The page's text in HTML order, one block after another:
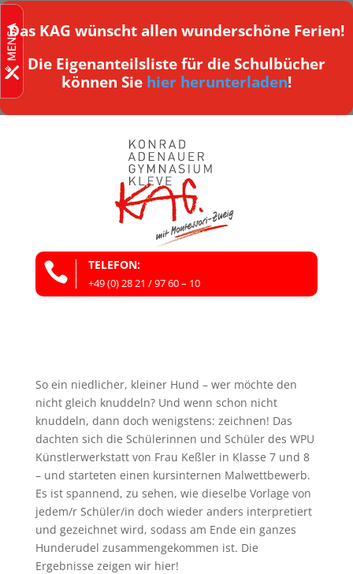
Das KAG wünscht allen wunderschöne Ferien!
Die Eigenanteilsliste für die Schulbücher
können Sie hier herunterladen!
 TELEFON:
+49 (0) 28 21 / 97 60 – 10
So ein niedlicher, kleiner Hund – wer möchte den
nicht gleich knuddeln? Und wenn schon nicht
knuddeln, dann doch wenigstens: zeichnen! Das
dachten sich die Schülerinnen und Schüler des WPU
Künstlerwerkstatt von Frau Keßler in Klasse 7 und 8
– und starteten einen kursinternen Malwettbewerb.
Es ist spannend, zu sehen, wie dieselbe Vorlage von
jedem/r Schüler/in doch wieder anders interpretiert
und gezeichnet wird, sodass am Ende ein ganzes
Hunderudel zusammengekommen ist. Die
Ergebnisse zeigen wir hier!